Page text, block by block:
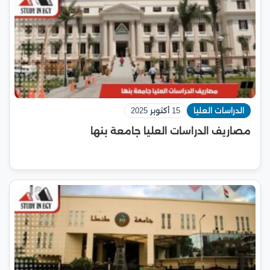
الدراسات العليا 15 أكتوبر 2025
مصاريف الدراسات العليا جامعة بنها